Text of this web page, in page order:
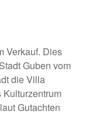
Verkauf. Dies
Guben vom
die Villa
Gutachten